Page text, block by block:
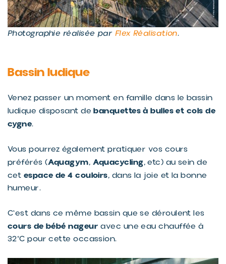
Photographie réalisée par Flex Réalisation.
Bassin ludique
Venez passer un moment en famille dans le bassin
ludique disposant debanquettes à bulles et cols de
cygne.
Vous pourrez également pratiquer vos cours
préférés (Aquagym, Aquacycling, etc) au sein de
cet espace de 4 couloirs, dans la joie et la bonne
humeur.
C'est dans ce même bassin que se déroulent les
cours de bébé nageur avec une eau chauffée à
32°C pour cette occassion.